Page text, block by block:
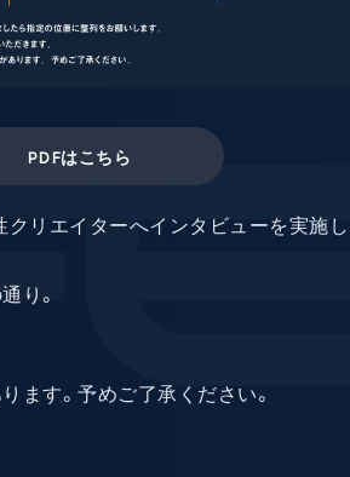
PDFはこちら
クリエイターへインタビューを実施
り。
ます。予めご了承ください。